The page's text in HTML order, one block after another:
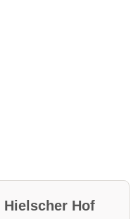
Hielscher Hof